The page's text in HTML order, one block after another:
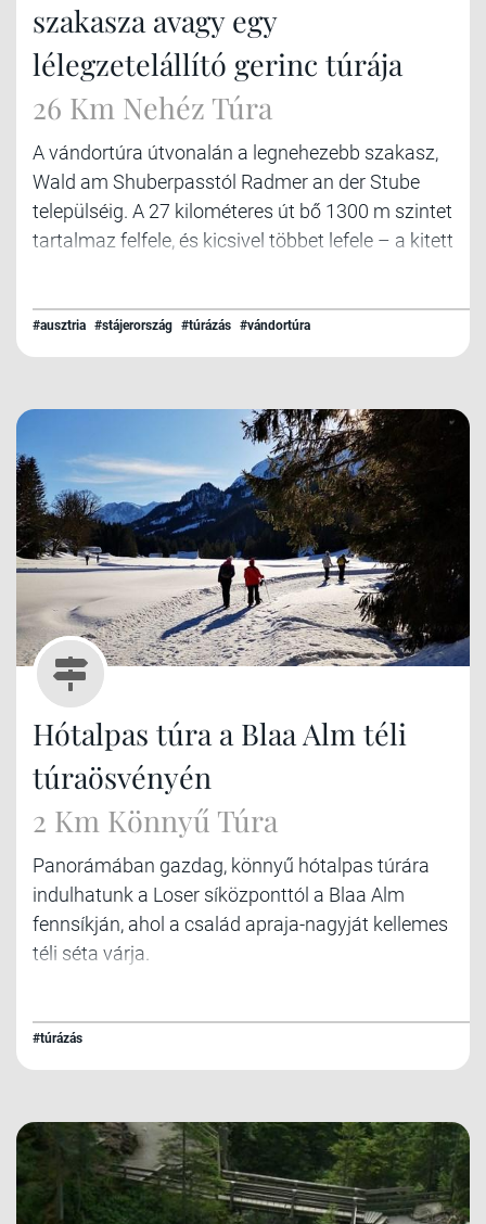
szakasza avagy egy
lélegzetelállító gerinc túrája
26 Km Nehéz Túra
A vándortúra útvonalán a legnehezebb szakasz,
Wald am Shuberpasstól Radmer an der Stube
települséig. A 27 kilométeres út bő 1300 m szintet
tartalmaz felfele, és kicsivel többet lefele – a kitett
#ausztria #stájerország #túrázás #vándortúra
Hótalpas túra a Blaa Alm téli
túraösvényén
2 Km Könnyű Túra
Panorámában gazdag, könnyű hótalpas túrára
indulhatunk a Loser síközponttól a Blaa Alm
fennsíkján, ahol a család apraja-nagyját kellemes
téli séta várja.
#túrázás